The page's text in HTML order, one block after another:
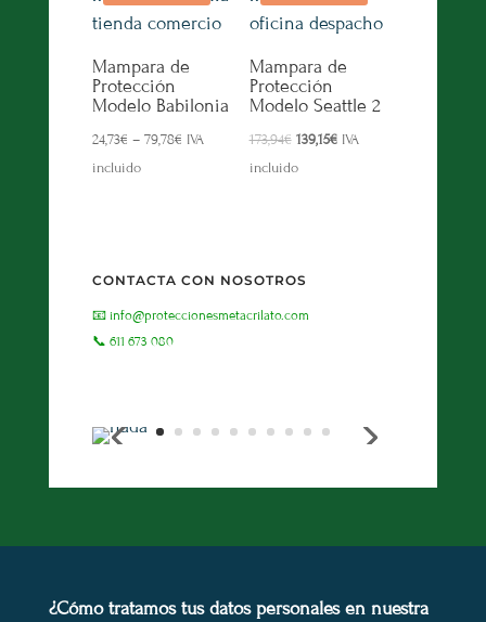
Mampara de
Protección
Modelo Babilonia
24,73€ – 79,78€ IVA
incluido
Mampara de
Protección
Modelo Seattle 2
173,94€ El
precio
139,15€ElIVA
incluido
CONTACTA CON NOSOTROS
📧 info@proteccionesmetacrilato.com
📞 611 673 080
¿Cómo tratamos tus datos personales en nuestra